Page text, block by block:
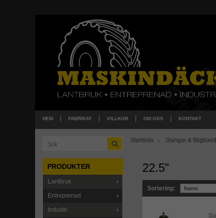
HEM FABRIKAT VILLKOR OM OSS KONTAKT
PRODUKTER
Lantbruk
Entreprenad
Industri
Startsida Slangar & fälgband
22.5"
Sortering: